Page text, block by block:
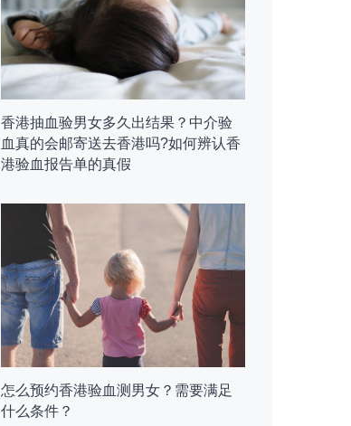
香港抽血验男女多久出结果？中介验
血真的会邮寄送去香港吗?如何辨认香
港验血报告单的真假
怎么预约香港验血测男女？需要满足
什么条件？